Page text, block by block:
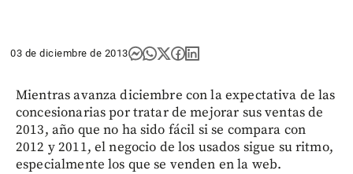
03 de diciembre de 2013
Mientras avanza diciembre con la expectativa de las
concesionarias por tratar de mejorar sus ventas de
2013, año que no ha sido fácil si se compara con
2012 y 2011, el negocio de los usados sigue su ritmo,
especialmente los que se venden en la web.